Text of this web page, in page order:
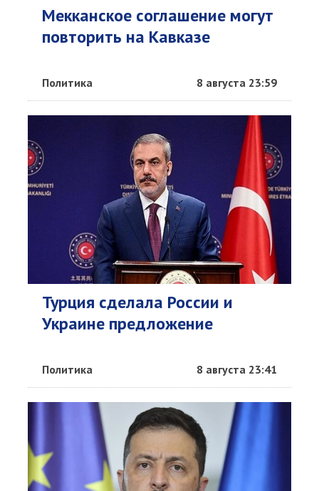
Мекканское соглашение могут
повторить на Кавказе
Политика 8 августа 23:59
Турция сделала России и
Украине предложение
Политика 8 августа 23:41